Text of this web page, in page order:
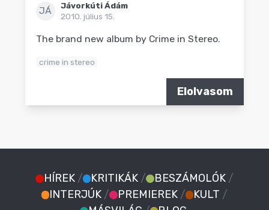
JÁ
Jávorkúti Ádám
2010. július 15.
The brand new album by Crime in Stereo.
crime in stereo
Elolvasom
HÍREK / KRITIKÁK / BESZÁMOLÓK /
INTERJÚK / PREMIEREK / KULT /